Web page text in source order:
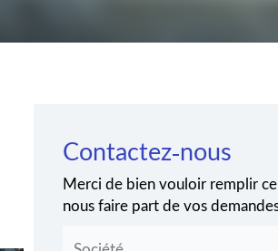
Contactez-nous
Merci de bien vouloir remplir
nous faire part de vos